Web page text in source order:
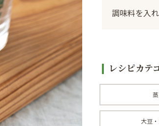
調味料を入
レシピカテ
大豆